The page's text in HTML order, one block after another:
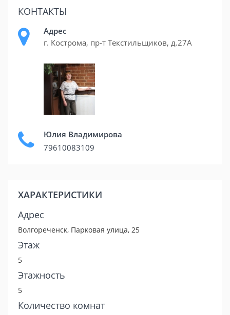
КОНТАКТЫ
Адрес
г. Кострома, пр-т Текстильщиков, д.27А
Юлия Владимирова
79610083109
ХАРАКТЕРИСТИКИ
Адрес
Волгореченск, Парковая улица, 25
Этаж
5
Этажность
5
Количество комнат